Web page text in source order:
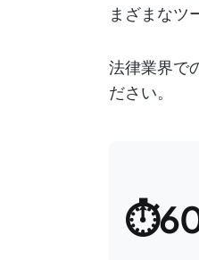
まざまなツ
法律業界で
ださい。
⏱️60